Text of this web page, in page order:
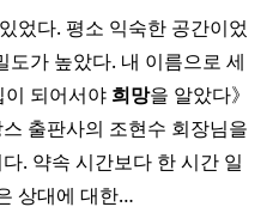
었다. 평소 익숙한 공간이었
도가 높았다. 내 이름으로 세
되어서야 희망을 알았다》
출판사의 조현수 회장님을
. 약속 시간보다 한 시간 일
상대에 대한…